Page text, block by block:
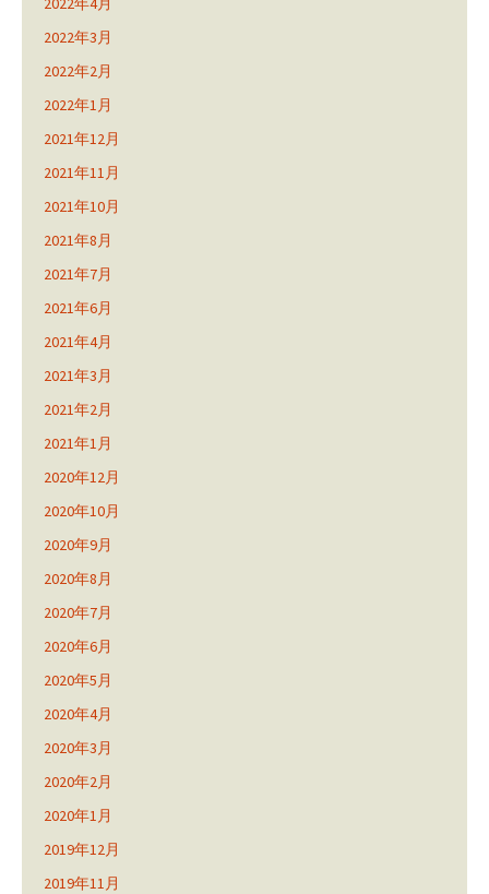
2022年3月
2022年2月
2022年1月
2021年12月
2021年11月
2021年10月
2021年8月
2021年7月
2021年6月
2021年4月
2021年3月
2021年2月
2021年1月
2020年12月
2020年10月
2020年9月
2020年8月
2020年7月
2020年6月
2020年5月
2020年4月
2020年3月
2020年2月
2020年1月
2019年12月
2019年11月